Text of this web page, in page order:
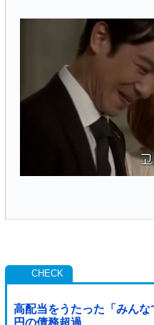
高配当をうたった「みん